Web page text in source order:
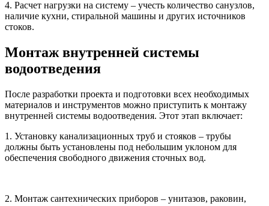
4. Расчет нагрузки на систему – учесть количество санузлов,
наличие кухни, стиральной машины и других источников
стоков.
Монтаж внутренней системы
водоотведения
После разработки проекта и подготовки всех необходимых
материалов и инструментов можно приступить к монтажу
внутренней системы водоотведения. Этот этап включает:
1. Установку канализационных труб и стояков – трубы
должны быть установлены под небольшим уклоном для
обеспечения свободного движения сточных вод.
2. Монтаж сантехнических приборов – унитазов, раковин,